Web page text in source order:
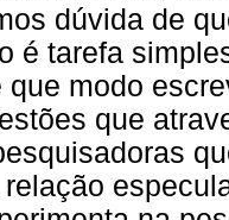
dúvida de
é tarefa
que modo
que
relação